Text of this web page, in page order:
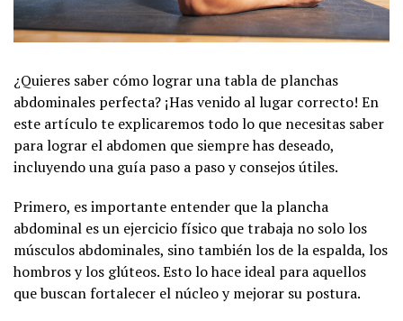
¿Quieres saber cómo lograr una tabla de planchas
abdominales perfecta? ¡Has venido al lugar correcto! En
este artículo te explicaremos todo lo que necesitas saber
para lograr el abdomen que siempre has deseado,
incluyendo una guía paso a paso y consejos útiles.
Primero, es importante entender que la plancha
abdominal es un ejercicio físico que trabaja no solo los
músculos abdominales, sino también los de la espalda, los
hombros y los glúteos. Esto lo hace ideal para aquellos
que buscan fortalecer el núcleo y mejorar su postura.